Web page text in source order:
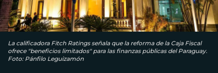
La calificadora Fitch Ratings señala que la reforma de la Caja Fiscal
ofrece "beneficios limitados" para las finanzas públicas del Paraguay.
Foto: Pánfilo Leguizamón